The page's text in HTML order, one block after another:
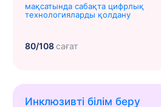
мақсатында сабақта цифрлық
технологияларды қолдану
80/108сағат
Инклюзивті білім беру